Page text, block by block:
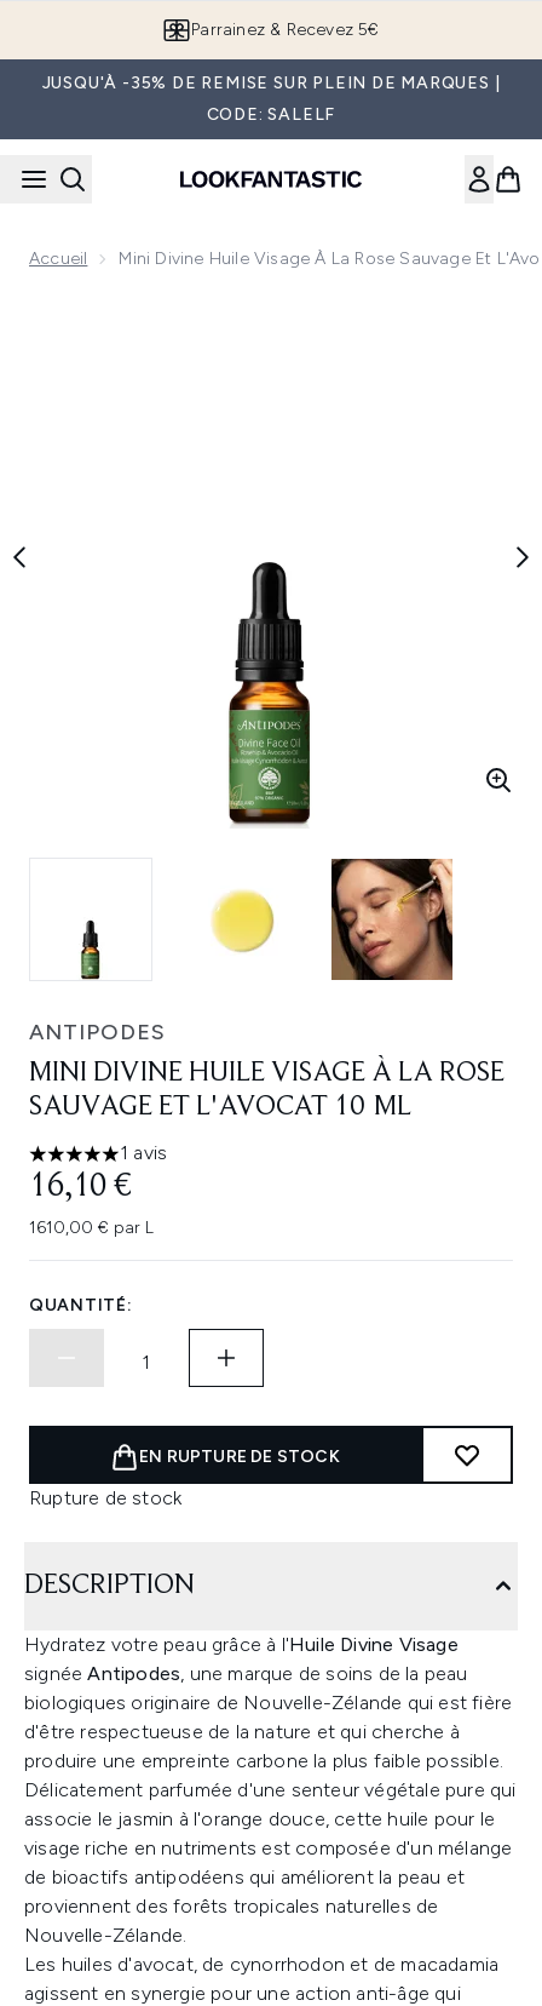
Parrainez & Recevez 5€
JUSQU'À -35% DE REMISE SUR PLEIN DE MARQUES |
CODE: SALELF
Accueil Mini Divine Huile Visage À La Rose Sauvage Et
ANTIPODES
MINI DIVINE HUILE VISAGE À LA ROSE
SAUVAGE ET L'AVOCAT 10 ML
5 étoiles sur un maximum de 5
1 avis
16,10 €
1610,00 € par L
QUANTITÉ:
EN RUPTURE DE STOCK
Rupture de stock
DESCRIPTION
Hydratez votre peau grâce à l'Huile Divine Visage
signéeAntipodes, une marque de soins de la peau
biologiques originaire de Nouvelle-Zélande qui est fière
d'être respectueuse de la nature et qui cherche à
produire une empreinte carbone la plus faible possible.
Délicatement parfumée d'une senteur végétale pure qui
associe le jasmin à l'orange douce, cette huile pour le
visage riche en nutriments est composée d'un mélange
de bioactifs antipodéens qui améliorent la peau et
proviennent des forêts tropicales naturelles de
Nouvelle-Zélande.
Les huiles d'avocat, de cynorrhodon et de macadamia
agissent en synergie pour une action anti-âge qui